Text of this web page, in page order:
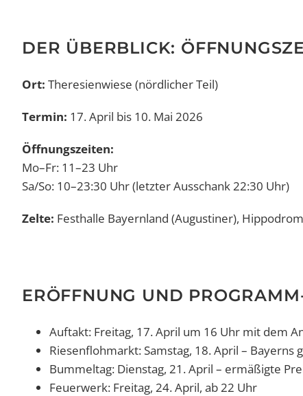
DER ÜBERBLICK:
Ort: Theresienwiese (nördlicher Teil)
Termin: 17. April bis 10. Mai 2026
Öffnungszeiten:
Mo–Fr: 11–23 Uhr
Sa/So: 10–23:30 Uhr (letzter Ausschank 22:30 Uhr)
Zelte: Festhalle Bayernland (Augustiner),
ERÖFFNUNG UND
Auftakt: Freitag, 17. April um 16 Uhr mit dem
Riesenflohmarkt: Samstag, 18. April – Bayerns
Bummeltag: Dienstag, 21. April – ermäßigte
Feuerwerk: Freitag, 24. April, ab 22 Uhr